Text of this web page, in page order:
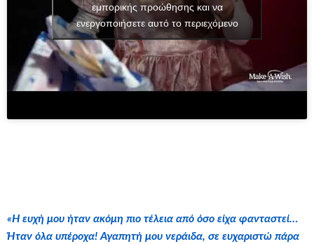
εμπορικής προώθησης και να
ενεργοποιήσετε αυτό το περιεχόμενο
«Η ευχή μου ήταν ακόμη πιο τέλεια από όσο είχα φανταστεί…
Ήταν όλα υπέροχα! Αγαπητή μου νεράιδα, σε ευχαριστώ πάρα